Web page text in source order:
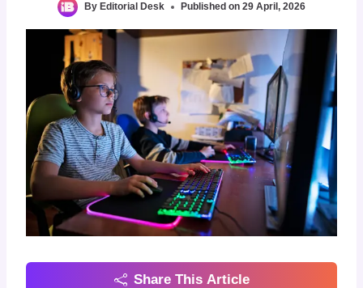
By Editorial Desk Published on 29 April, 2026
Share This Article